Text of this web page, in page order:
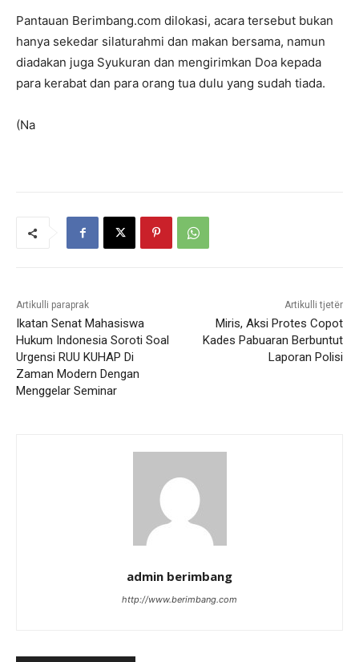
Pantauan Berimbang.com dilokasi, acara tersebut bukan
hanya sekedar silaturahmi dan makan bersama, namun
diadakan juga Syukuran dan mengirimkan Doa kepada
para kerabat dan para orang tua dulu yang sudah tiada.
(Na
Artikulli paraprak
Ikatan Senat Mahasiswa
Hukum Indonesia Soroti Soal
Urgensi RUU KUHAP Di
Zaman Modern Dengan
Menggelar Seminar
Artikulli tjetër
Miris, Aksi Protes Copot
Kades Pabuaran Berbuntut
Laporan Polisi
admin berimbang
http://www.berimbang.com